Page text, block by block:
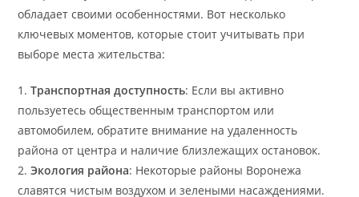
обладает своими особенностями. Вот несколько
ключевых моментов, которые стоит учитывать при
выборе места жительства:
1.Транспортная доступность: Если вы активно
пользуетесь общественным транспортом или
автомобилем, обратите внимание на удаленность
района от центра и наличие близлежащих остановок.
2.Экология района: Некоторые районы Воронежа
славятся чистым воздухом и зелеными насаждениями.